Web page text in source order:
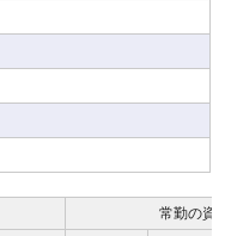
常勤の資